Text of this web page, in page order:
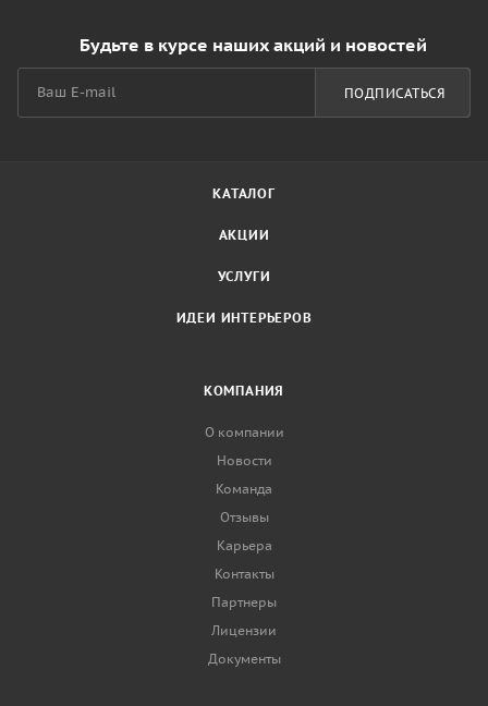
Будьте в курсе наших акций и новостей
ПОДПИСАТЬСЯ
КАТАЛОГ
АКЦИИ
УСЛУГИ
ИДЕИ ИНТЕРЬЕРОВ
КОМПАНИЯ
О компании
Новости
Команда
Отзывы
Карьера
Контакты
Партнеры
Лицензии
Документы